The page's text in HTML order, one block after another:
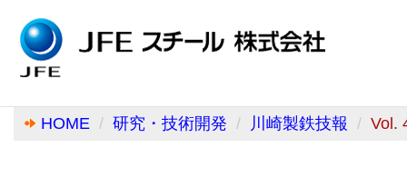
HOME 研究・技術開発 川崎製鉄技報 Vol.